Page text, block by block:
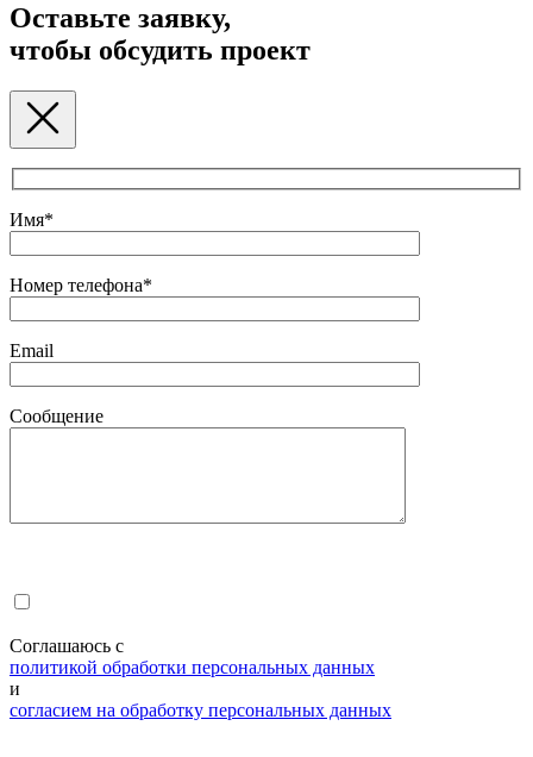
Оставьте заявку,
чтобы обсудить проект
Имя*
Номер телефона*
Email
Сообщение
Соглашаюсь с
политикой обработки персональных данных
и
согласием на обработку персональных данных